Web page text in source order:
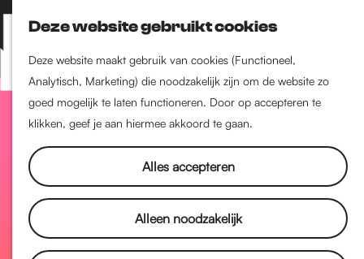
Deze website gebruikt cookies
Deze website maakt gebruik van cookies (Functioneel,
Analytisch, Marketing) die noodzakelijk zijn om de website zo
goed mogelijk te laten functioneren. Door op accepteren te
klikken, geef je aan hiermee akkoord te gaan.
Alles accepteren
Alleen noodzakelijk
Z
o
e
k
e
K
a
a
r
t
M
e
n
Nijmegen-Nieuw-West
Nijmegen-Oud-West
Dukenburg
Lindenholt
Historie
De oudste stad van
Nederland
Historische tijdlijn
Romeinse Limes
Vrede van Nijmegen Penning